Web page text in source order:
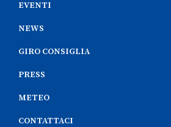
EVENTI
NEWS
GIRO CONSIGLIA
PRESS
METEO
CONTATTACI